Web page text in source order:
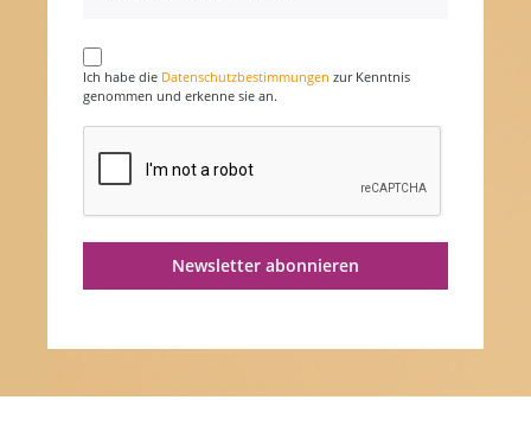
Ich habe die Datenschutzbestimmungen zur Kenntnis
genommen und erkenne sie an.
Newsletter abonnieren